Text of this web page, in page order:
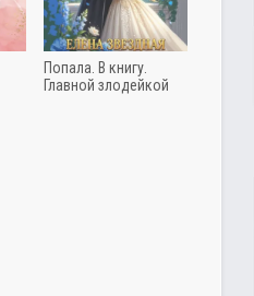
Попала. В книгу.
Главной злодейкой